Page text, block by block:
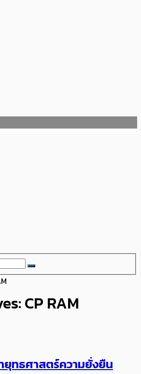
CP RAM
ยุทธศาสตร์ความยั่งยืน